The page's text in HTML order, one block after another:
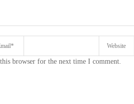
browser for the next time I comment.